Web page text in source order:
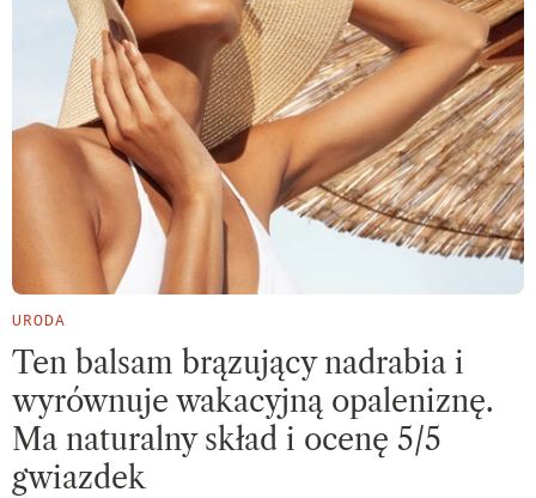
URODA
Ten balsam brązujący nadrabia i
wyrównuje wakacyjną opaleniznę.
Ma naturalny skład i ocenę 5/5
gwiazdek